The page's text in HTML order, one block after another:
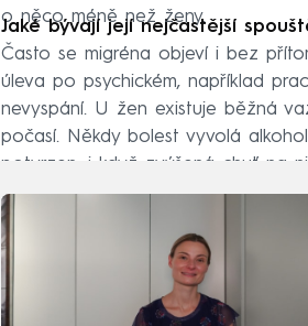
o něco méně než ženy.
Jaké bývají její nejčastější
Často se migréna objeví i bez
úleva po psychickém, například
nevyspání. U žen existuje běžná
počasí. Někdy bolest vyvolá
potvrzen, i když zvýšená chuť na